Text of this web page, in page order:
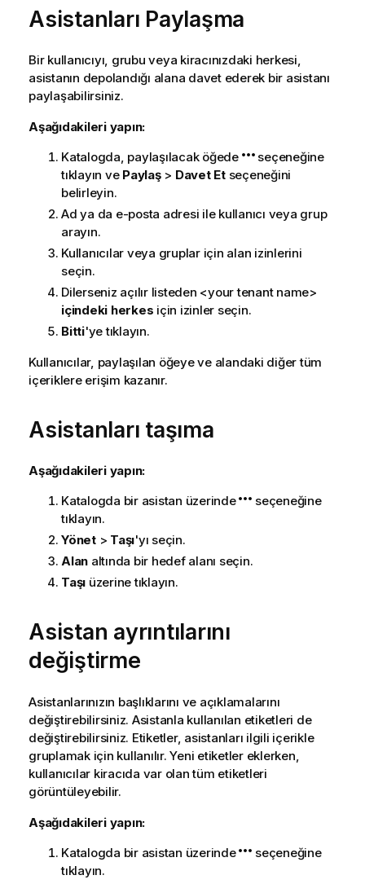
Asistanları Paylaşma
Bir kullanıcıyı, grubu veya kiracınızdaki herkesi,
asistanın depolandığı alana davet ederek bir asistanı
paylaşabilirsiniz.
Aşağıdakileri yapın:
Katalogda, paylaşılacak öğede
seçeneğine
tıklayın ve Paylaş> Davet Etseçeneğini
belirleyin.
Ad ya da e-posta adresi ile kullanıcı veya grup
arayın.
Kullanıcılar veya gruplar için alan izinlerini
seçin.
Dilerseniz açılır listeden <your tenant name>
içindeki herkes için izinler seçin.
Bitti'ye tıklayın.
Kullanıcılar, paylaşılan öğeye ve alandaki diğer tüm
içeriklere erişim kazanır.
Asistanları taşıma
Aşağıdakileri yapın:
Katalogda bir asistan üzerinde
seçeneğine
tıklayın.
Yönet> Taşı'yı seçin.
Alan altında bir hedef alanı seçin.
Taşı üzerine tıklayın.
Asistan ayrıntılarını
değiştirme
Asistanlarınızın başlıklarını ve açıklamalarını
değiştirebilirsiniz. Asistanla kullanılan etiketleri de
değiştirebilirsiniz. Etiketler, asistanları ilgili içerikle
gruplamak için kullanılır. Yeni etiketler eklerken,
kullanıcılar kiracıda var olan tüm etiketleri
görüntüleyebilir.
Aşağıdakileri yapın:
Katalogda bir asistan üzerinde
seçeneğine
tıklayın.